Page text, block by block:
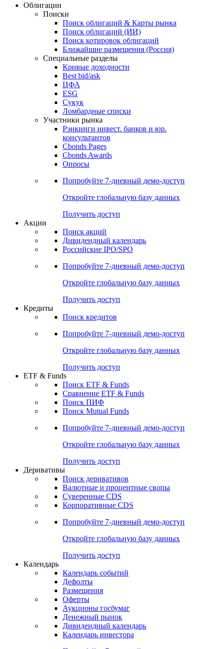
Облигации
Поиски
Поиск облигаций & Карты рынка
Поиск облигаций (ИИ)
Поиск котировок облигаций
Ближайшие размещения (Россия)
Специальные разделы
Кривые доходности
Best bid/ask
ЦФА
ESG
Сукук
Ломбардные списки
Участники рынка
Рэнкинги инвест. банков и юр.
консультантов
Cbonds Pages
Cbonds Awards
Опросы
Попробуйте 7-дневный демо-доступ
Откройте глобальную базу данных
Получить доступ
Акции
Поиск акций
Дивидендный календарь
Российские IPO/SPO
Попробуйте 7-дневный демо-доступ
Откройте глобальную базу данных
Получить доступ
Кредиты
Поиск кредитов
Попробуйте 7-дневный демо-доступ
Откройте глобальную базу данных
Получить доступ
ETF & Funds
Поиск ETF & Funds
Сравнение ETF & Funds
Поиск ПИФ
Поиск Mutual Funds
Попробуйте 7-дневный демо-доступ
Откройте глобальную базу данных
Получить доступ
Деривативы
Поиск деривативов
Валютные и процентные свопы
Суверенные CDS
Корпоративные CDS
Попробуйте 7-дневный демо-доступ
Откройте глобальную базу данных
Получить доступ
Календарь
Календарь событий
Дефолты
Размещения
Оферты
Аукционы госбумаг
Денежный рынок
Дивидендный календарь
Календарь инвестора